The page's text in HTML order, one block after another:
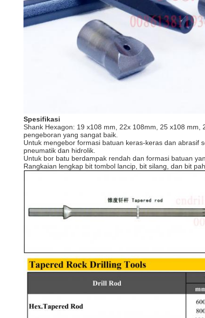
Spesifikasi
Shank Hexagon: 19 x108 mm, 22x 108mm, 25 x108
pengeboran yang sangat baik.
Untuk mengebor formasi batuan keras-keras dan abrasif
pneumatik dan hidrolik.
Untuk bor batu berdampak rendah dan formasi batuan
Rangkaian lengkap bit tombol lancip, bit silang, dan bit